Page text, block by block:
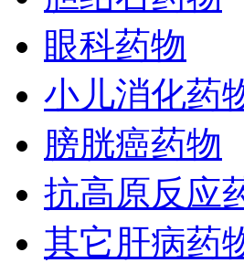
眼科药物
小儿消化药
膀胱癌药物
抗高原反应
其它肝病药